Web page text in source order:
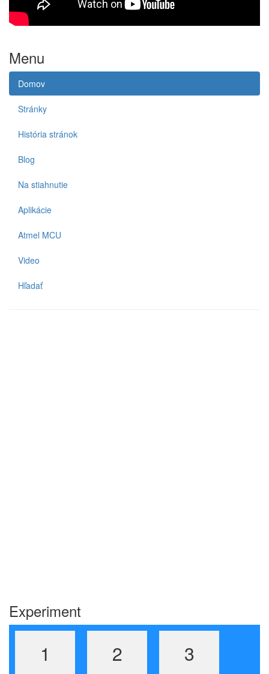
Menu
Domov
Stránky
História stránok
Blog
Na stiahnutie
Aplikácie
Atmel MCU
Video
Hľadať
Experiment
1 2 3